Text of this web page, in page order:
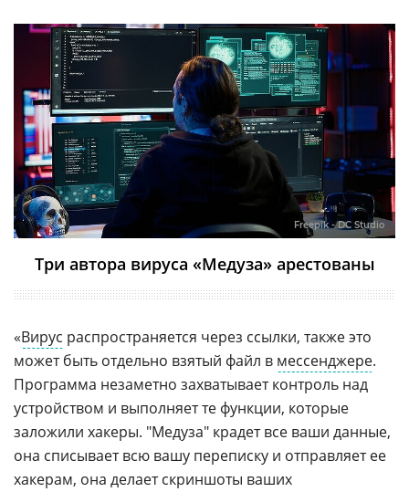
Freepik - DC Studio
Три автора вируса «Медуза» арестованы
«Вирус распространяется через ссылки, также это
может быть отдельно взятый файл в мессенджере.
Программа незаметно захватывает контроль над
устройством и выполняет те функции, которые
заложили хакеры. "Медуза" крадет все ваши данные,
она списывает всю вашу переписку и отправляет ее
хакерам, она делает скриншоты ваших